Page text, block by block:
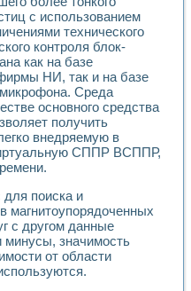
с использованием
технического
контроля блок-
как на базе
НИ, так и на базе
Среда
основного средства
получить
внедряемую в
СППР ВСППР,
поиска и
магнитоупорядоченных
с другом данные
значимость
от области